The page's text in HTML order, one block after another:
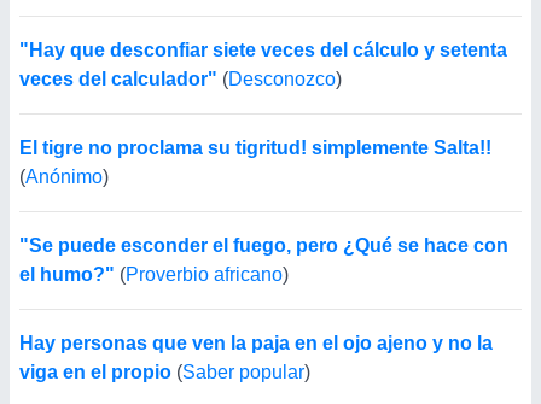
"Hay que desconfiar siete veces del cálculo y setenta
veces del calculador" (Desconozco)
El tigre no proclama su tigritud! simplemente Salta!!
(Anónimo)
"Se puede esconder el fuego, pero ¿Qué se hace con
el humo?" (Proverbio africano)
Hay personas que ven la paja en el ojo ajeno y no la
viga en el propio (Saber popular)